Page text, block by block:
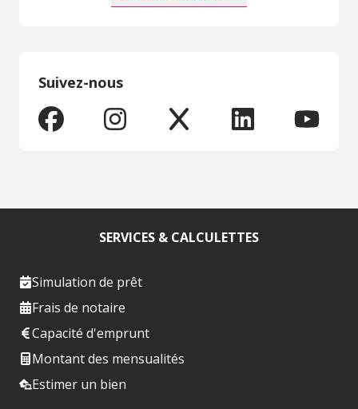
Suivez-nous
SERVICES & CALCULETTES
Simulation de prêt
Frais de notaire
Capacité d'emprunt
Montant des mensualités
Estimer un bien